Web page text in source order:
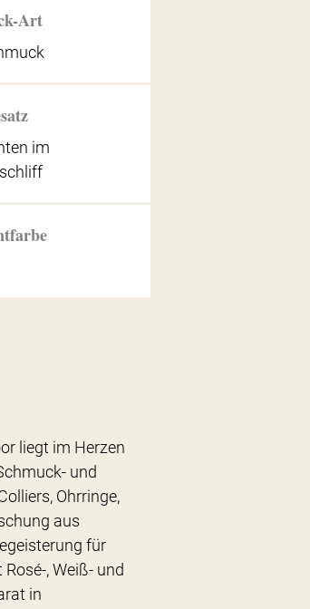
Art
im
liegt im Herzen
und
Ohrringe,
aus
für
, Weiß- und
in